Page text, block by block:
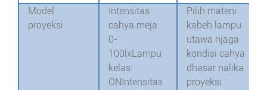
Model
proyeksi
Intensitas
cahya meja:
0-
100lxLampu
kelas:
ON Intensitas
Pilih mateni
kabeh lampu
utawa njaga
kondisi cahya
dhasar nalika
proyeksi.